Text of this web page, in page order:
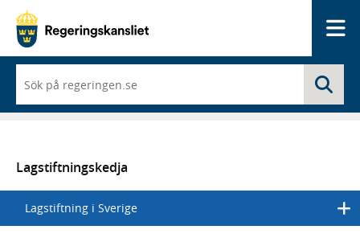
du
börjar
skriva
en
lista
med
sökförslag
Lagstiftningskedja
Lagstiftning i Sverige